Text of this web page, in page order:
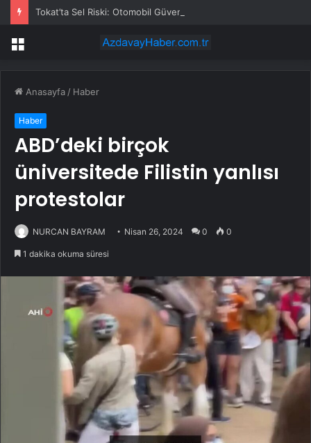
Tokat’ta Sel Riski: Otomobil Güvenli Alana Çekildi
Menü
Anasayfa / Haber
Haber
ABD’deki birçok
üniversitede Filistin yanlısı
protestolar
NURCAN BAYRAM Nisan 26, 2024 0 0
1 dakika okuma süresi